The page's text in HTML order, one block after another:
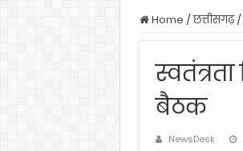
Home /छत्तीसगढ़ /
बैठक
NewsDesk